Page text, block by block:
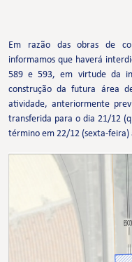
Em razão das obras de
informamos que haverá
589 e 593, em virtude da
construção da futura área
atividade, anteriormente
transferida para o dia 21/12
término em 22/12 (sexta-feira)